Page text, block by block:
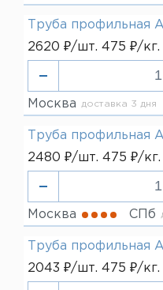
Труба профильная
2620 ₽/шт. 475 ₽/кг.
Москва доставка 3 дня
Труба профильная
2480 ₽/шт. 475 ₽/кг.
Москва СПб
Труба профильная
2043 ₽/шт. 475 ₽/кг.